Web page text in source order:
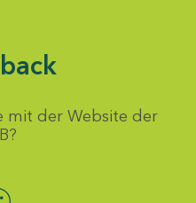
mit der Website der
auswählen